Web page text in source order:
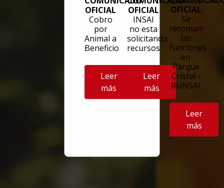
OFICIAL
Cobro
por
Animal a
Beneficio
Leer
más
OFICIAL
INSAI
no esta
solicitando
recursos
Leer
más
OFICIAL
Se
retoman
las
funciones
en
Parque
Cristal -
RUNSAI
Leer
más